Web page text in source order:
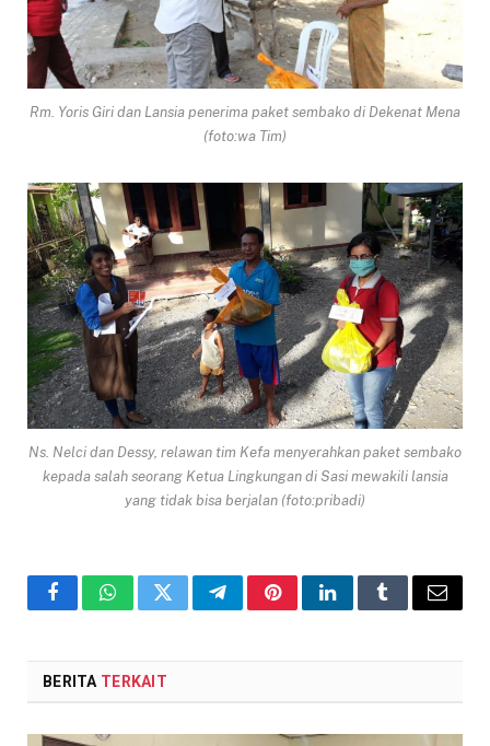
Rm. Yoris Giri dan Lansia penerima paket sembako di Dekenat Mena
(foto:wa Tim)
Ns. Nelci dan Dessy, relawan tim Kefa menyerahkan paket sembako
kepada salah seorang Ketua Lingkungan di Sasi mewakili lansia
yang tidak bisa berjalan (foto:pribadi)
FacebookWhatsAppTwitterTelegramPinterestLinkedInTumblrEmail
BERITA TERKAIT